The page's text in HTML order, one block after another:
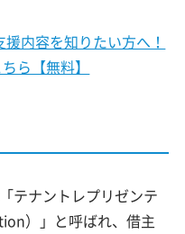
内容を知りたい方へ！
ら【無料】
テナントレプリゼンテ
）」と呼ばれ、借主